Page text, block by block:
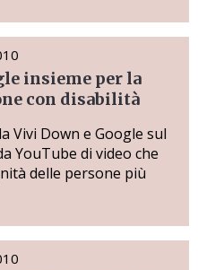
insieme per la
con disabilità
Vivi Down e Google sul
YouTube di video che
delle persone più